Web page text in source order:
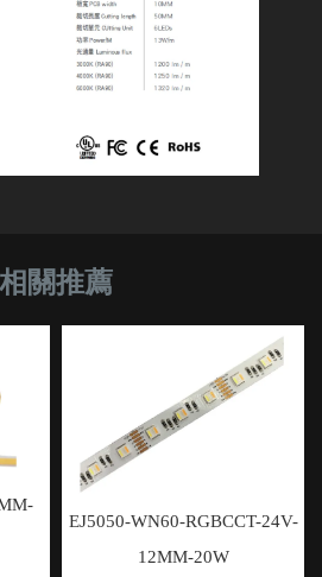
EJ5050-WN60-RGBCCT-24V-
12MM-20W